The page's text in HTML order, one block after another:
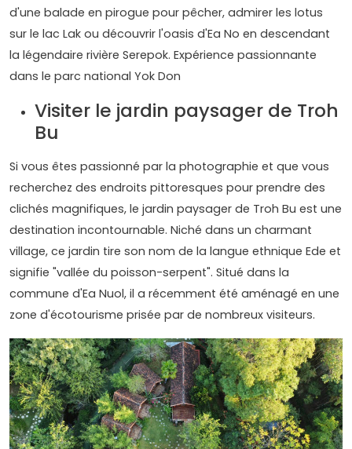
d'une balade en pirogue pour pêcher, admirer les lotus
sur le lac Lak ou découvrir l'oasis d'Ea No en descendant
la légendaire rivière Serepok. Expérience passionnante
dans le parc national Yok Don
Visiter le jardin paysager de Troh
Bu
Si vous êtes passionné par la photographie et que vous
recherchez des endroits pittoresques pour prendre des
clichés magnifiques, le jardin paysager de Troh Bu est une
destination incontournable. Niché dans un charmant
village, ce jardin tire son nom de la langue ethnique Ede et
signifie "vallée du poisson-serpent". Situé dans la
commune d'Ea Nuol, il a récemment été aménagé en une
zone d'écotourisme prisée par de nombreux visiteurs.